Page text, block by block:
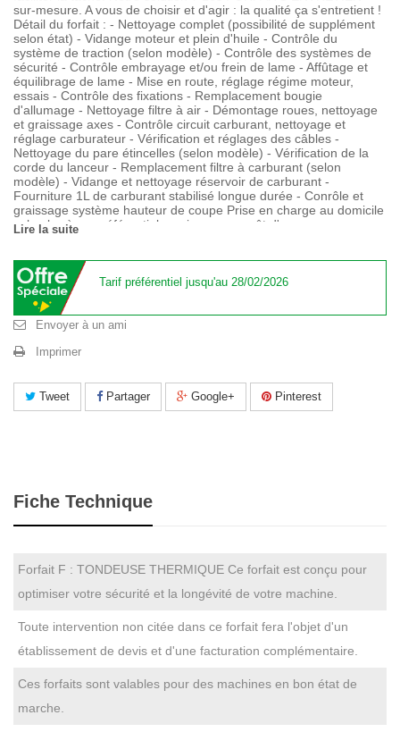
sur-mesure. A vous de choisir et d'agir : la qualité ça s'entretient !
Détail du forfait : - Nettoyage complet (possibilité de supplément
selon état) - Vidange moteur et plein d'huile - Contrôle du
système de traction (selon modèle) - Contrôle des systèmes de
sécurité - Contrôle embrayage et/ou frein de lame - Affûtage et
équilibrage de lame - Mise en route, réglage régime moteur,
essais - Contrôle des fixations - Remplacement bougie
d'allumage - Nettoyage filtre à air - Démontage roues, nettoyage
et graissage axes - Contrôle circuit carburant, nettoyage et
réglage carburateur - Vérification et réglages des câbles -
Nettoyage du pare étincelles (selon modèle) - Vérification de la
corde du lanceur - Remplacement filtre à carburant (selon
modèle) - Vidange et nettoyage réservoir de carburant -
Fourniture 1L de carburant stabilisé longue durée - Conrôle et
graissage système hauteur de coupe Prise en charge au domicile
selon barème préférentiel en vigueur ou prêt d'une remorque
Lire la suite
Tarif préférentiel jusqu'au 28/02/2026
Envoyer à un ami
Imprimer
Tweet Partager Google+ Pinterest
Fiche Technique
Forfait F : TONDEUSE THERMIQUE Ce forfait est conçu pour
optimiser votre sécurité et la longévité de votre machine.
Toute intervention non citée dans ce forfait fera l'objet d'un
établissement de devis et d'une facturation complémentaire.
Ces forfaits sont valables pour des machines en bon état de
marche.